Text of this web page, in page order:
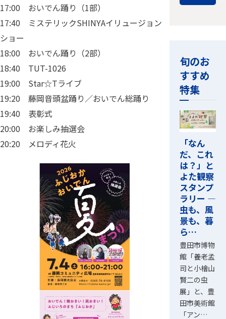
17:00 おいでん踊り（1部）
17:40 ミステリックSHINYAイリュージョン
ショー
18:00 おいでん踊り（2部）
18:40 TUT-1026
19:00 Star☆Tライブ
19:20 藤岡音頭盆踊り／おいでん総踊り
19:40 表彰式
20:00 お楽しみ抽選会
20:20 メロディ花火
旬のお
すすめ
特集
「なん
だ、これ
は？」と
よた観察
スタンプ
ラリー ―
虫も、風
景も、暮
ら…
豊田市博物
館「養老孟
司と小檜山
賢二の虫
展」と、豊
田市美術館
「アン…